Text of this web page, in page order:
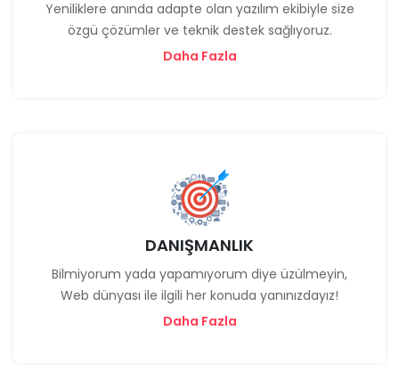
Yeniliklere anında adapte olan yazılım ekibiyle size
özgü çözümler ve teknik destek sağlıyoruz.
Daha Fazla
DANIŞMANLIK
Bilmiyorum yada yapamıyorum diye üzülmeyin,
Web dünyası ile ilgili her konuda yanınızdayız!
Daha Fazla